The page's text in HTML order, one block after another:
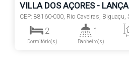
VILLA DOS AÇORES -
CEP: 88160-000, Rio Caveiras, Biguaçu,
2
Dormitório(s)
1
Banheiro(s)